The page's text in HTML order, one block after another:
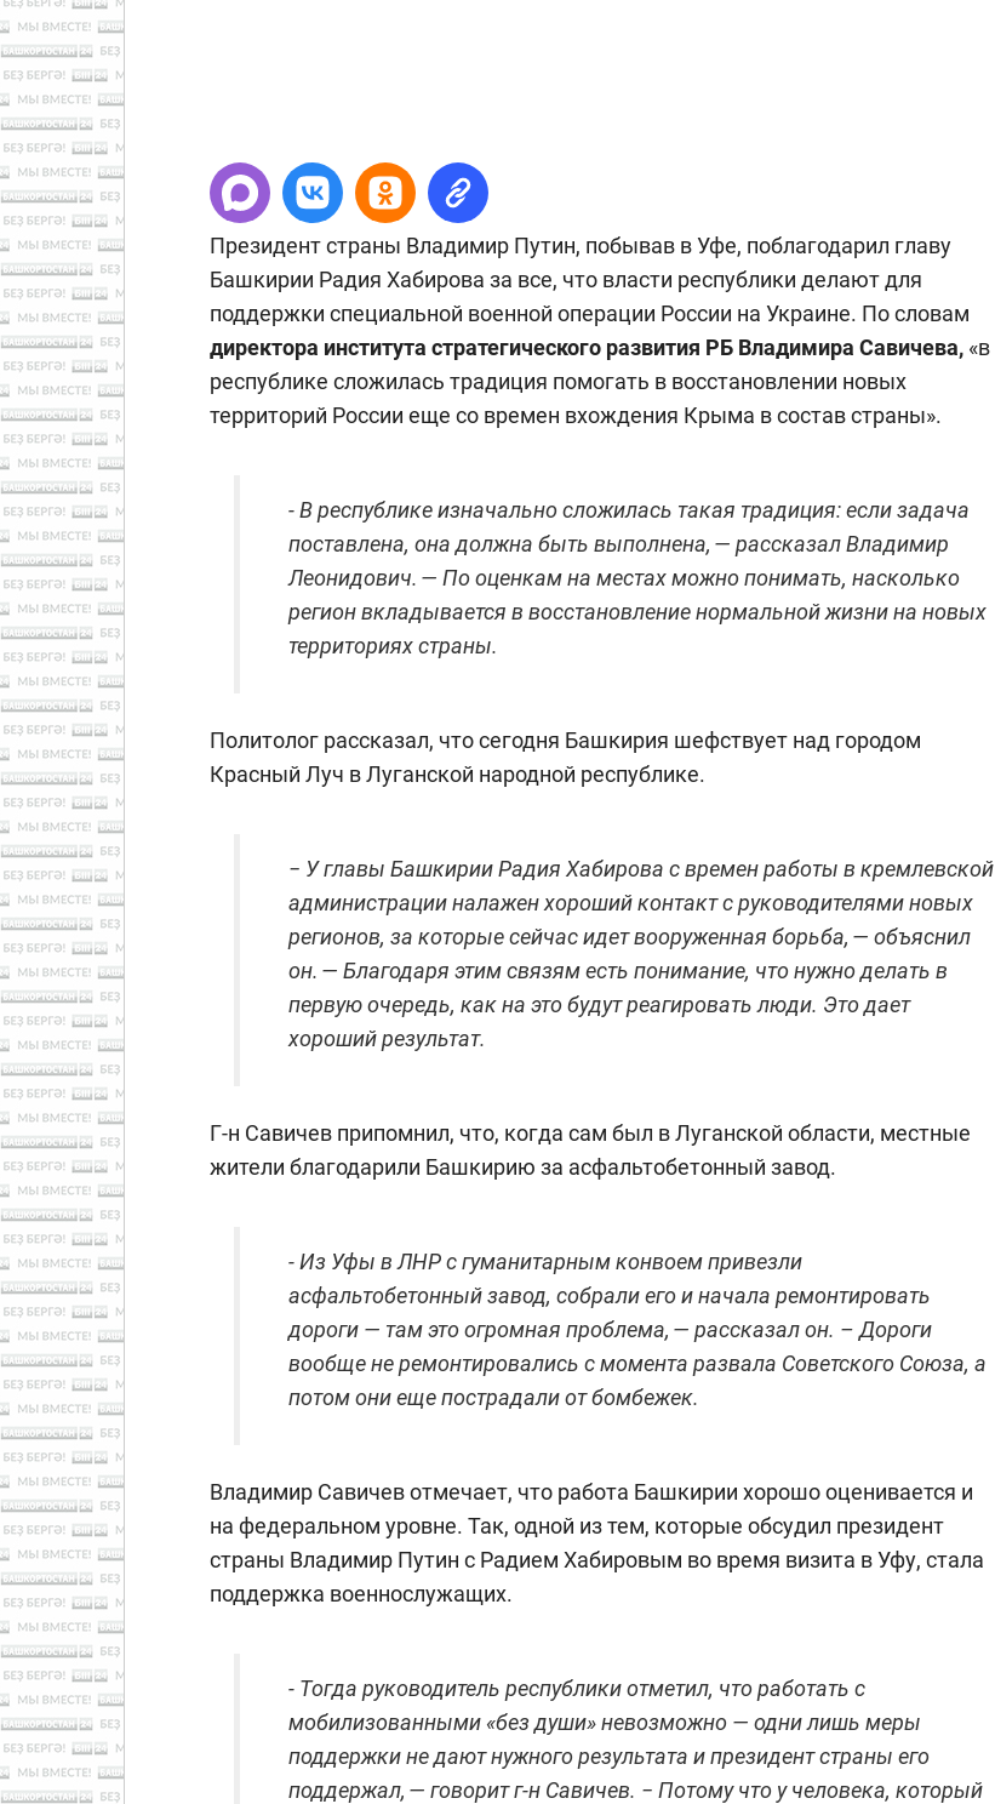
Президент страны Владимир Путин, побывав в Уфе, поблагодарил главу
Башкирии Радия Хабирова за все, что власти республики делают для
поддержки специальной военной операции России на Украине. По словам
директора института стратегического развития РБ Владимира Савичева, «в
республике сложилась традиция помогать в восстановлении новых
территорий России еще со времен вхождения Крыма в состав страны».
- В республике изначально сложилась такая традиция: если задача
поставлена, она должна быть выполнена, — рассказал Владимир
Леонидович. — По оценкам на местах можно понимать, насколько
регион вкладывается в восстановление нормальной жизни на новых
территориях страны.
Политолог рассказал, что сегодня Башкирия шефствует над городом
Красный Луч в Луганской народной республике.
− У главы Башкирии Радия Хабирова с времен работы в кремлевской
администрации налажен хороший контакт с руководителями новых
регионов, за которые сейчас идет вооруженная борьба, — объяснил
он. — Благодаря этим связям есть понимание, что нужно делать в
первую очередь, как на это будут реагировать люди. Это дает
хороший результат.
Г-н Савичев припомнил, что, когда сам был в Луганской области, местные
жители благодарили Башкирию за асфальтобетонный завод.
- Из Уфы в ЛНР с гуманитарным конвоем привезли
асфальтобетонный завод, собрали его и начала ремонтировать
дороги — там это огромная проблема, — рассказал он. – Дороги
вообще не ремонтировались с момента развала Советского Союза, а
потом они еще пострадали от бомбежек.
Владимир Савичев отмечает, что работа Башкирии хорошо оценивается и
на федеральном уровне. Так, одной из тем, которые обсудил президент
страны Владимир Путин с Радием Хабировым во время визита в Уфу, стала
поддержка военнослужащих.
- Тогда руководитель республики отметил, что работать с
мобилизованными «без души» невозможно — одни лишь меры
поддержки не дают нужного результата и президент страны его
поддержал, — говорит г-н Савичев. − Потому что у человека, который